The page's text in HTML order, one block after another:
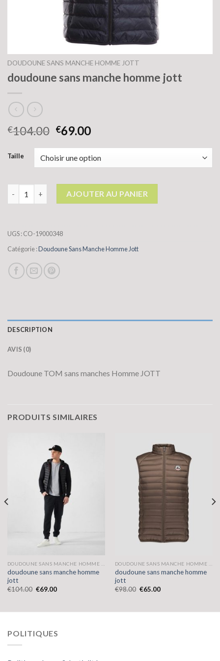
DOUDOUNE SANS MANCHE HOMME JOTT
doudoune sans manche homme jott
€104.00 €69.00
Taille
quantité de doudoune sans manche homme jott
AJOUTER AU PANIER
UGS :CO-19000348
Catégorie :Doudoune Sans Manche Homme Jott
DESCRIPTION
AVIS (0)
Doudoune TOM sans manches Homme JOTT
PRODUITS SIMILAIRES
doudoune sans manche homme
jott
€104.00 €69.00
doudoune sans manche homme
jott
€98.00 €65.00
POLITIQUES